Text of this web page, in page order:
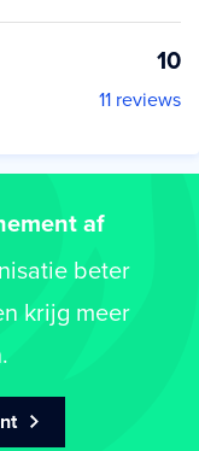
10
11 reviews
af
beter
krijg meer